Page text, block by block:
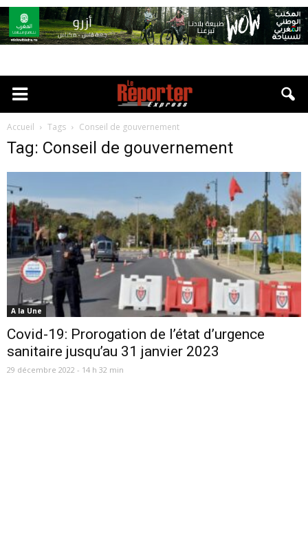
Accueil Tags Conseil de gouvernement
Tag: Conseil de gouvernement
A la Une
Covid-19: Prorogation de l’état d’urgence
sanitaire jusqu’au 31 janvier 2023
29 décembre 2022 - 14 h 32 min